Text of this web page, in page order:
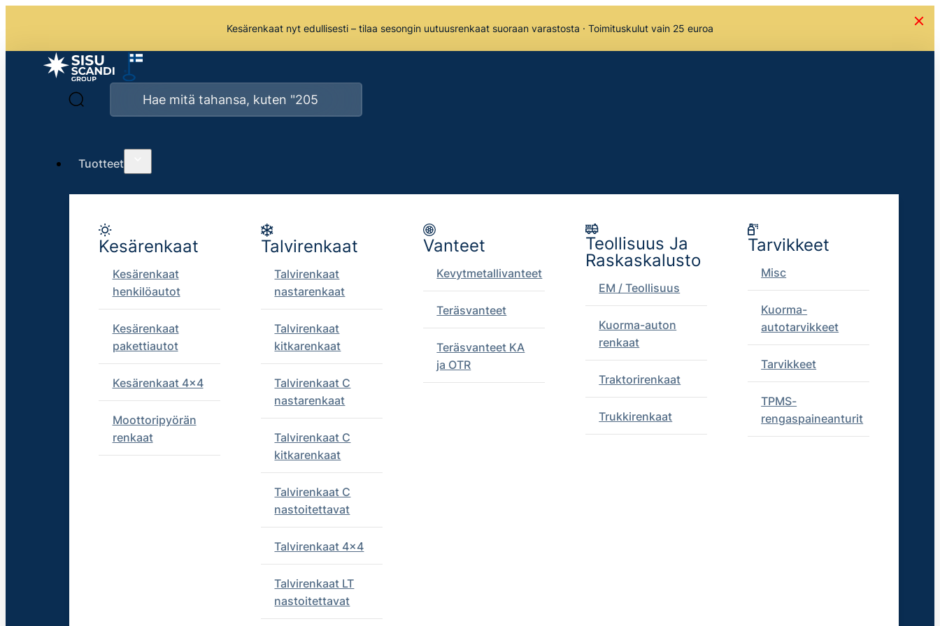
Kesärenkaat nyt edullisesti – tilaa sesongin uutuusrenkaat suoraan varastosta · Toimituskulut vain 25 euroa
Tuotteet
Kesärenkaat
Kesärenkaat
henkilöautot
Kesärenkaat
pakettiautot
Kesärenkaat 4x4
Moottoripyörän
renkaat
Talvirenkaat
Talvirenkaat
nastarenkaat
Talvirenkaat
kitkarenkaat
Talvirenkaat C
nastarenkaat
Talvirenkaat C
kitkarenkaat
Talvirenkaat C
nastoitettavat
Talvirenkaat 4x4
Talvirenkaat LT
nastoitettavat
Vanteet
Kevytmetallivanteet
Teräsvanteet
Teräsvanteet KA
ja OTR
Teollisuus Ja
Raskaskalusto
EM / Teollisuus
Kuorma-auton
renkaat
Traktorirenkaat
Trukkirenkaat
Tarvikkeet
Misc
Kuorma-
autotarvikkeet
Tarvikkeet
TPMS-
rengaspaineanturit